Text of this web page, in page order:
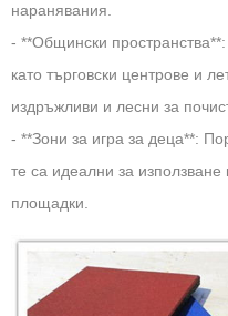
наранявания.
- **Общински
като търговски центрове и
издръжливи и лесни за
- **Зони за игра за деца**:
те са идеални за използване
площадки.